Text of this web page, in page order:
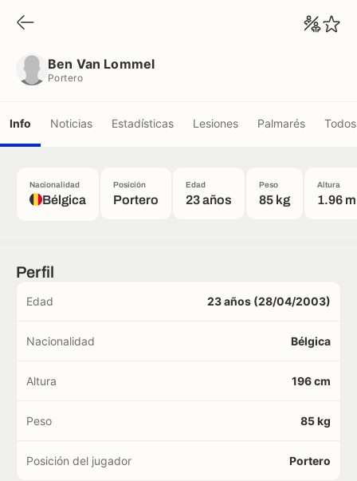
Ben Van Lommel
Portero
Info Noticias Estadísticas Lesiones Palmarés
Nacionalidad
Bélgica
Posición
Portero
Edad
23 años
Peso
85 kg
Altura
1.96 m
Perfil
Edad 23 años (28/04/2003)
Nacionalidad Bélgica
Altura 196 cm
Peso 85 kg
Posición del jugador Portero